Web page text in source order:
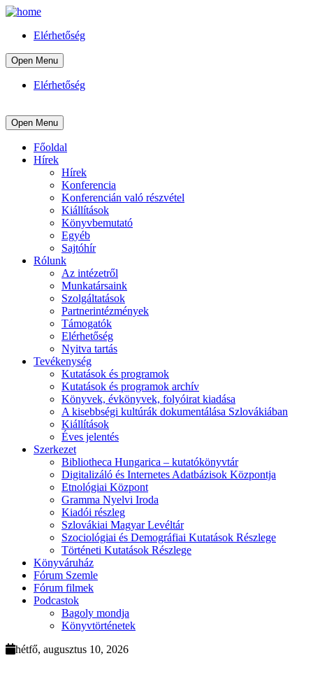
Elérhetőség
Open Menu
Elérhetőség
Open Menu
Főoldal
Hírek
Hírek
Konferencia
Konferencián való részvétel
Kiállítások
Könyvbemutató
Egyéb
Sajtóhír
Rólunk
Az intézetről
Munkatársaink
Szolgáltatások
Partnerintézmények
Támogatók
Elérhetőség
Nyitva tartás
Tevékenység
Kutatások és programok
Kutatások és programok archív
Könyvek, évkönyvek, folyóirat kiadása
A kisebbségi kultúrák dokumentálása Szlovákiában
Kiállítások
Éves jelentés
Szerkezet
Bibliotheca Hungarica – kutatókönyvtár
Digitalizáló és Internetes Adatbázisok Központja
Etnológiai Központ
Gramma Nyelvi Iroda
Kiadói részleg
Szlovákiai Magyar Levéltár
Szociológiai és Demográfiai Kutatások Részlege
Történeti Kutatások Részlege
Könyváruház
Fórum Szemle
Fórum filmek
Podcastok
Bagoly mondja
Könyvtörténetek
hétfő, augusztus 10, 2026